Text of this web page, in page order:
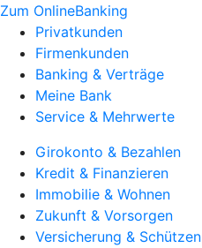
Zum OnlineBanking
Privatkunden
Firmenkunden
Banking & Verträge
Meine Bank
Service & Mehrwerte
Girokonto & Bezahlen
Kredit & Finanzieren
Immobilie & Wohnen
Zukunft & Vorsorgen
Versicherung & Schützen